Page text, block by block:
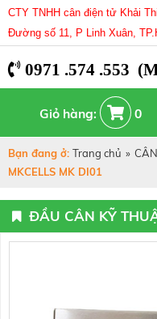
CTY TNHH cân điện tử Khải
Đường số 11, P Linh Xuân,
0971 .574 .553
Giỏ hàng: 0
Bạn đang ở: Trang chủ »
MKCELLS MK DI01
ĐẦU CÂN KỸ